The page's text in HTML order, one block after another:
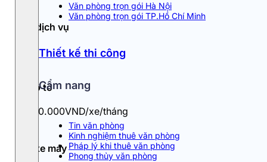
Văn phòng trọn gói Hà Nội
Văn phòng trọn gói TP.Hồ Chí Minh
Thiết kế thi công
Cẩm nang
Tin văn phòng
Kinh nghiệm thuê văn phòng
Pháp lý khi thuê văn phòng
Phong thủy văn phòng
Phí dịch vụ
Đỗ ô tô
1.450.000VND/xe/tháng
Đỗ xe máy